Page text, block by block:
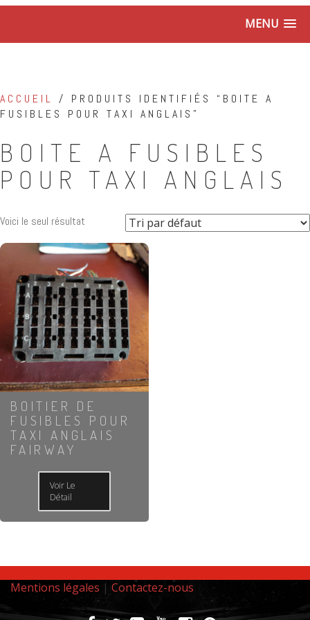
MENU
ACCUEIL / PRODUITS IDENTIFIÉS “BOITE A
FUSIBLES POUR TAXI ANGLAIS”
BOITE A FUSIBLES
POUR TAXI ANGLAIS
Voici le seul résultat
BOITIER DE
FUSIBLES POUR
TAXI ANGLAIS
FAIRWAY
Voir Le
Détail
Mentions légales | Contactez-nous